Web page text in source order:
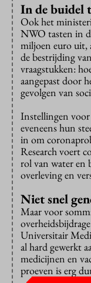
In de buidel
Ook het
NWO tasten in
miljoen euro uit,
de bestrijding
vraagstukken:
aangepast door
gevolgen van
Instellingen
eveneens hun
in om
Research voert
rol van water en
overleving en
Niet snel
Maar voor
Universitair
al hard gewerkt
medicijnen en
proeven is erg